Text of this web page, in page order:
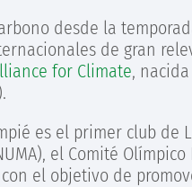
desde la
de gran
for Climate,
es el primer club
el Comité
con el objetivo de